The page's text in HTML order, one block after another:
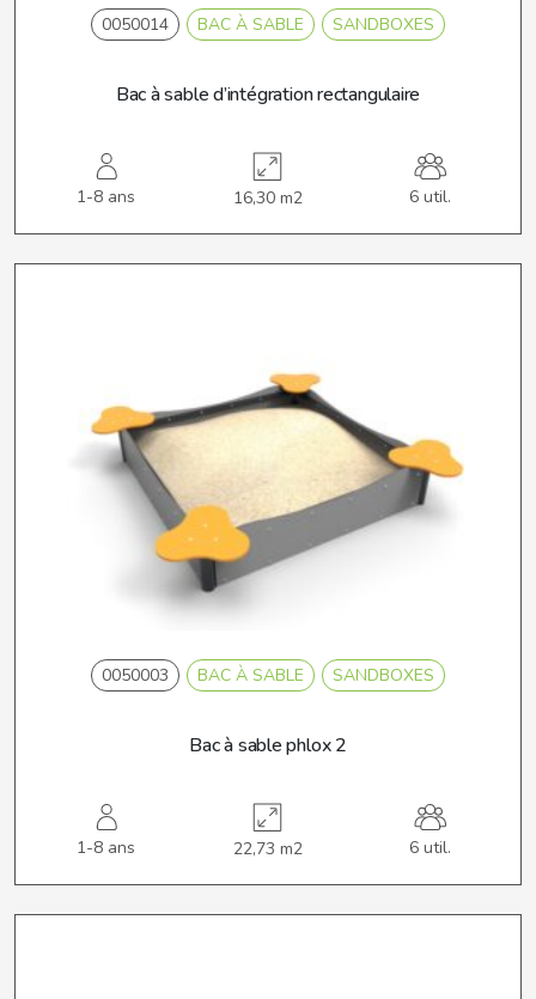
0050014 BAC À SABLE SANDBOXES
Bac à sable d’intégration rectangulaire
1-8 ans 16,30 m2 6 util.
0050003 BAC À SABLE SANDBOXES
Bac à sable phlox 2
1-8 ans 22,73 m2 6 util.